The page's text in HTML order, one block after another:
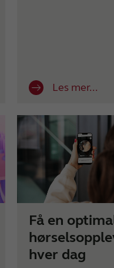
Les mer...
Få en
hver dag